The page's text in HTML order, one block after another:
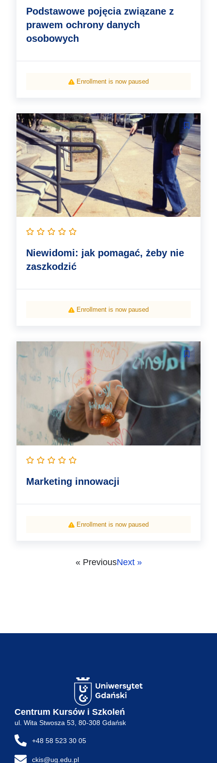
Podstawowe pojęcia związane z
prawem ochrony danych
osobowych
Enrollment is now paused
Niewidomi: jak pomagać, żeby nie
zaszkodzić
Enrollment is now paused
Marketing innowacji
Enrollment is now paused
« PreviousNext »
Centrum Kursów i Szkoleń
ul. Wita Stwosza 53, 80-308 Gdańsk
+48 58 523 30 05
ckis@ug.edu.pl